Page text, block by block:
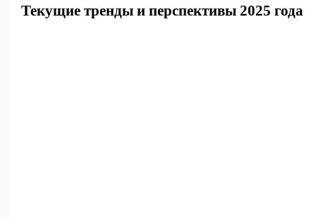
Текущие тренды и перспективы 2025 года